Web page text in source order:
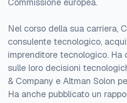
Nel corso della sua carriera,
consulente tecnologico,
imprenditore tecnologico. Ha
sulle loro decisioni
& Company e Altman Solon
Ha anche pubblicato un